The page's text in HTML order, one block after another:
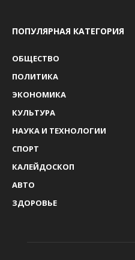
ПОПУЛЯРНАЯ КАТЕГОРИЯ
ОБЩЕСТВО
ПОЛИТИКА
ЭКОНОМИКА
КУЛЬТУРА
НАУКА И ТЕХНОЛОГИИ
СПОРТ
КАЛЕЙДОСКОП
АВТО
ЗДОРОВЬЕ